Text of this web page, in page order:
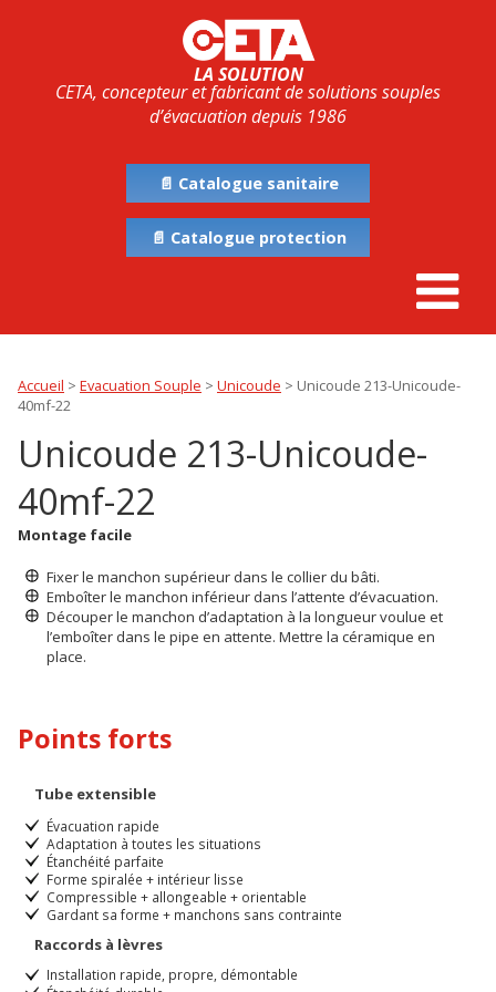
LA SOLUTION
CETA, concepteur et fabricant de solutions souples
d’évacuation depuis 1986
📄 Catalogue sanitaire
📄 Catalogue protection
Accueil > Evacuation Souple > Unicoude > Unicoude 213-Unicoude-
40mf-22
Unicoude 213-Unicoude-
40mf-22
Montage facile
Fixer le manchon supérieur dans le collier du bâti.
Emboîter le manchon inférieur dans l’attente d’évacuation.
Découper le manchon d’adaptation à la longueur voulue et
l’emboîter dans le pipe en attente. Mettre la céramique en
place.
Points forts
Tube extensible
Évacuation rapide
Adaptation à toutes les situations
Étanchéité parfaite
Forme spiralée + intérieur lisse
Compressible + allongeable + orientable
Gardant sa forme + manchons sans contrainte
Raccords à lèvres
Installation rapide, propre, démontable